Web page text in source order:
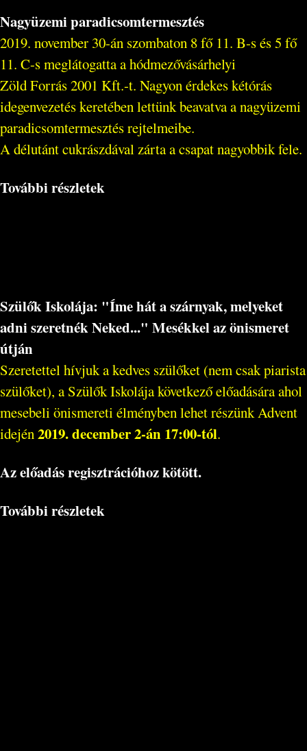
Nagyüzemi paradicsomtermesztés
2019. november 30-án szombaton 8 fő 11. B-s és 5 fő
11. C-s meglátogatta a hódmezővásárhelyi
Zöld Forrás 2001 Kft.-t. Nagyon érdekes kétórás
idegenvezetés keretében lettünk beavatva a nagyüzemi
paradicsomtermesztés rejtelmeibe.
A délutánt cukrászdával zárta a csapat nagyobbik fele.
További részletek
Szülők Iskolája: "Íme hát a szárnyak, melyeket
adni szeretnék Neked..." Mesékkel az önismeret
útján
Szeretettel hívjuk a kedves szülőket (nem csak piarista
szülőket), a Szülők Iskolája következő előadására ahol
mesebeli önismereti élményben lehet részünk Advent
idején2019. december 2-án 17:00-tól.
Az előadás regisztrációhoz kötött.
További részletek